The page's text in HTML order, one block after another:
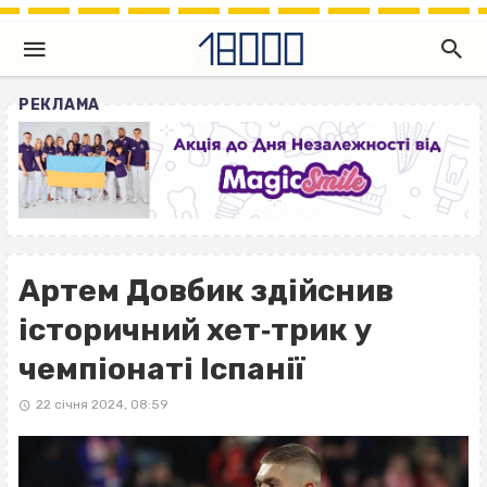
РЕКЛАМА
Артем Довбик здійснив
історичний хет‐трик у
чемпіонаті Іспанії
22 січня 2024, 08:59